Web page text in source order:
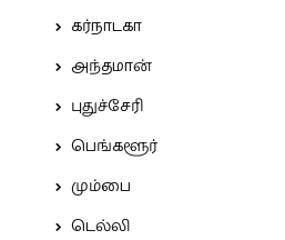
கர்நாடகா
அந்தமான்
புதுச்சேரி
பெங்களூர்
மும்பை
டெல்லி